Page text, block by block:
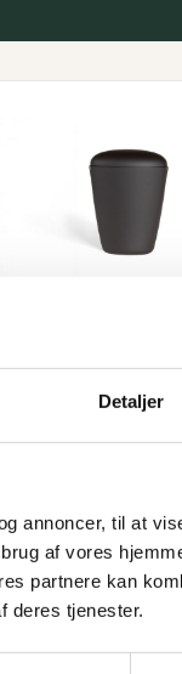
Detaljer
annoncer, til at
af vores
partnere kan
deres tjenester.